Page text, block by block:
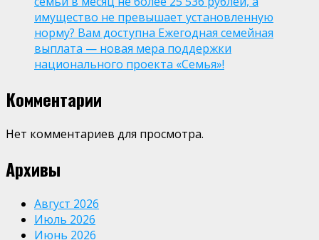
имущество не превышает установленную
норму? Вам доступна Ежегодная семейная
выплата — новая мера поддержки
национального проекта «Семья»!
Комментарии
Нет комментариев для просмотра.
Архивы
Август 2026
Июль 2026
Июнь 2026